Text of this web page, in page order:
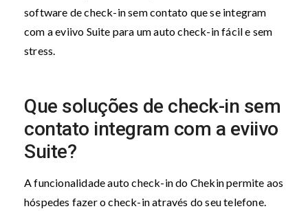
software de check-in sem contato que se integram
com a eviivo Suite para um auto check-in fácil e sem
stress.
Que soluções de check-in sem
contato integram com a eviivo
Suite?
A funcionalidade auto check-in do Chekin permite aos
hóspedes fazer o check-in através do seu telefone.